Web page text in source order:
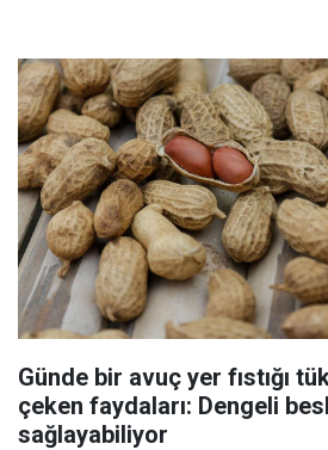
Günde bir avuç yer fıstığı
çeken faydaları: Dengeli
sağlayabiliyor